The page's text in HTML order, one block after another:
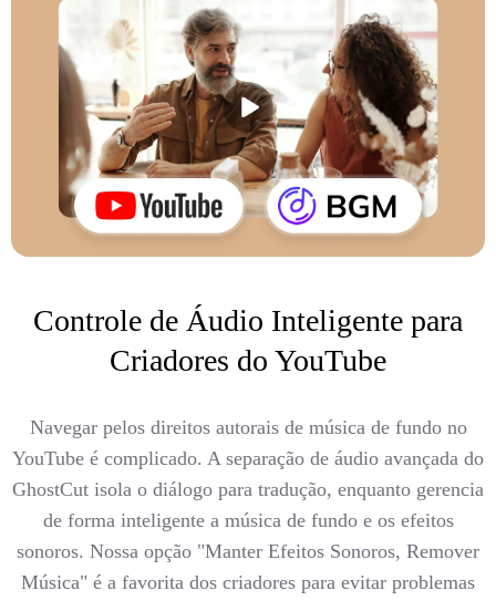
Controle de Áudio Inteligente para
Criadores do YouTube
Navegar pelos direitos autorais de música de fundo no
YouTube é complicado. A separação de áudio avançada do
GhostCut isola o diálogo para tradução, enquanto gerencia
de forma inteligente a música de fundo e os efeitos
sonoros. Nossa opção "Manter Efeitos Sonoros, Remover
Música" é a favorita dos criadores para evitar problemas